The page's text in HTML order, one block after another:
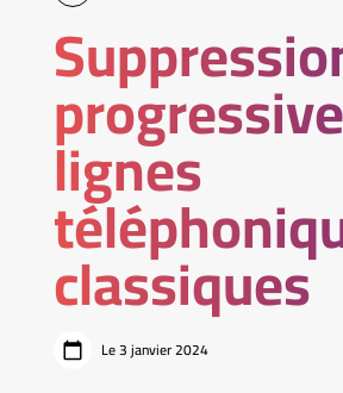
lignes
classiques
Le 3 janvier 2024